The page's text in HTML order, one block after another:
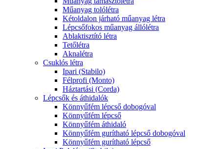
Műanyag tolólétra
Kétoldalon járható műanyag létra
Lépcsőfokos műanyag állólétra
Ablaktisztító létra
Tetőlétra
Aknalétra
Csuklós létra
Ipari (Stabilo)
Félprofi (Monto)
Háztartási (Corda)
Lépcsők és áthidalók
Könnyűfém lépcső dobogóval
Könnyűfém lépcső
Könnyűfém áthidaló
Könnyűfém gurítható lépcső dobogóval
Könnyűfém gurítható lépcső